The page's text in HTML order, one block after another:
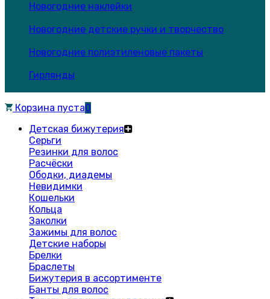
Новогодние наклейки
Новогодние детские ручки и творчество
Новогодние полиэтиленовые пакеты
Гирлянды
Корзина пуста0
Детская бижутерия
Серьги
Резинки для волос
Расчёски
Ободки, диадемы
Невидимки
Кошельки
Кольца
Заколки
Зажимы для волос
Детские наборы
Брелки
Браслеты
Бижутерия в ассортименте
Банты для волос